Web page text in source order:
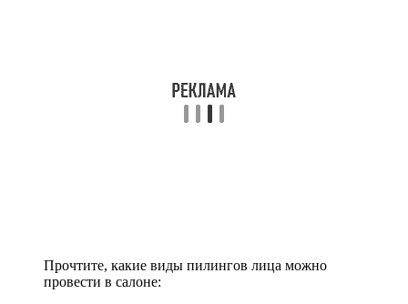
Прочтите, какие виды пилингов лица можно
провести в салоне: